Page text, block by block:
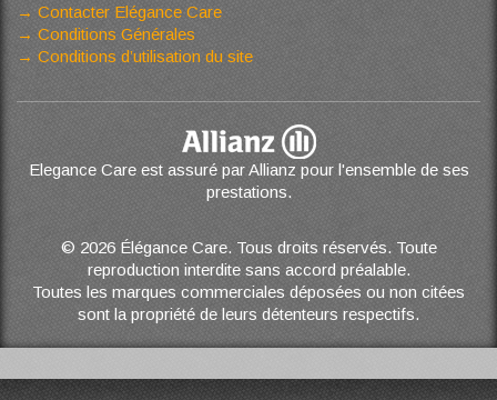
Contacter Elégance Care
Conditions Générales
Conditions d’utilisation du site
Elegance Care est assuré par Allianz pour l'ensemble de ses
prestations.
© 2026 Élégance Care. Tous droits réservés. Toute
reproduction interdite sans accord préalable.
Toutes les marques commerciales déposées ou non citées
sont la propriété de leurs détenteurs respectifs.